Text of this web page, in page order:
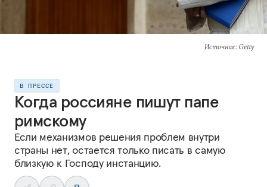
Источник: Getty
В ПРЕССЕ
Когда россияне пишут папе
римскому
Если механизмов решения проблем внутри
страны нет, остается только писать в самую
близкую к Господу инстанцию.